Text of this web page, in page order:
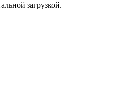
загрузкой.